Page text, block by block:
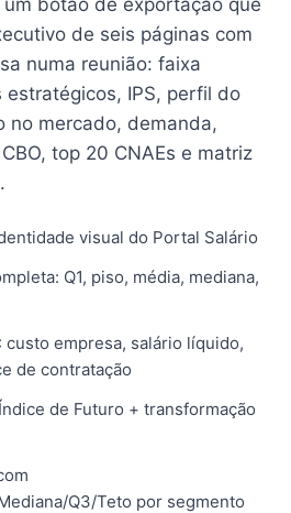
botão de exportação que
de seis páginas com
numa reunião: faixa
estratégicos, IPS, perfil do
no mercado, demanda,
top 20 CNAEs e matriz
visual do Portal Salário
Q1, piso, média, mediana,
custo empresa, salário líquido,
de contratação
de Futuro + transformação
Q3/Teto por segmento